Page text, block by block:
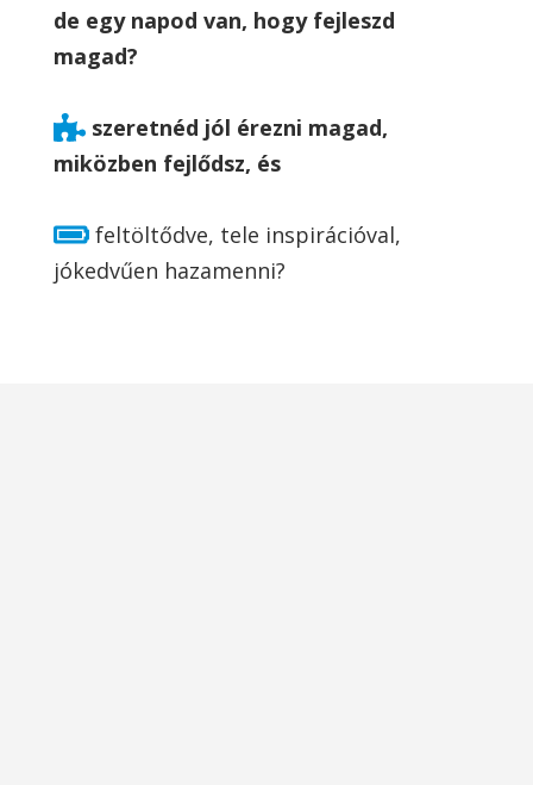
de egy napod van, hogy fejleszd
magad?
szeretnéd jól érezni magad,
miközben fejlődsz, és
feltöltődve, tele inspirációval,
jókedvűen hazamenni?